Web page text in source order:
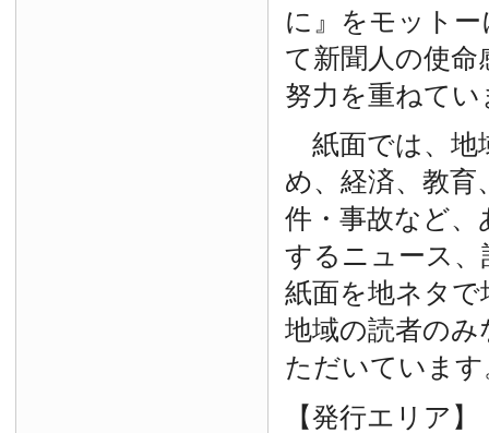
に』をモット
て新聞人の使命
努力を重ねてい
紙面では、地
め、経済、教育
件・事故など
するニュース
紙面を地ネタ
地域の読者の
ただいています
【発行エリア】